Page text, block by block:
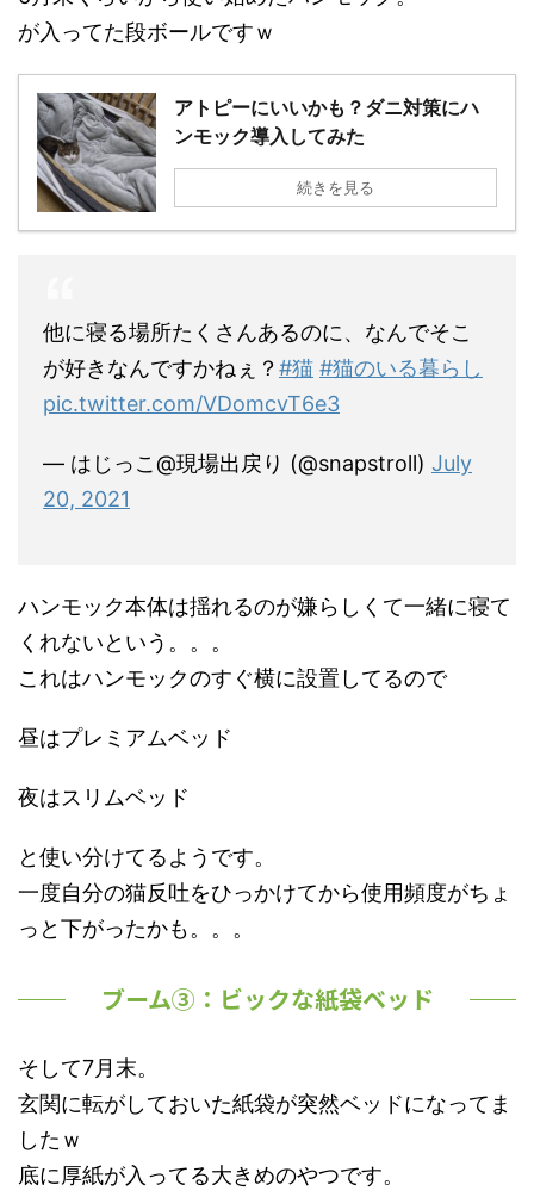
が入ってた段ボールですｗ
アトピーにいいかも？ダニ対策にハ
ンモック導入してみた
続きを見る
他に寝る場所たくさんあるのに、なんでそこ
が好きなんですかねぇ？ #猫 #猫のいる暮らし
pic.twitter.com/VDomcvT6e3
— はじっこ@現場出戻り (@snapstroll) July
20, 2021
ハンモック本体は揺れるのが嫌らしくて一緒に寝て
くれないという。。。
これはハンモックのすぐ横に設置してるので
昼はプレミアムベッド
夜はスリムベッド
と使い分けてるようです。
一度自分の猫反吐をひっかけてから使用頻度がちょ
っと下がったかも。。。
ブーム③：ビックな紙袋ベッド
そして7月末。
玄関に転がしておいた紙袋が突然ベッドになってま
したｗ
底に厚紙が入ってる大きめのやつです。